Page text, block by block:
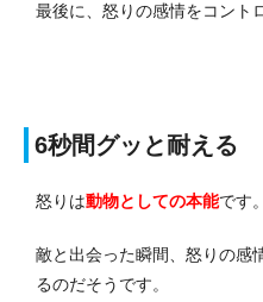
最後に、怒りの感情をコント
6秒間グッと耐える
怒りは動物としての本能です。
敵と出会った瞬間、怒りの感
るのだそうです。